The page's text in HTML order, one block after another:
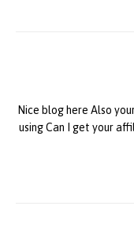
Nice blog here Also
using Can I get your